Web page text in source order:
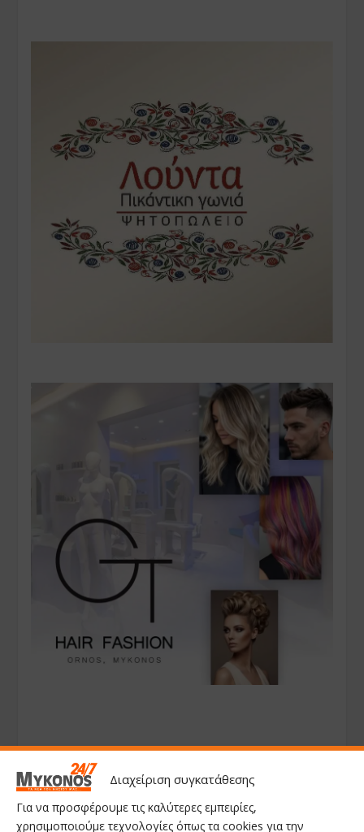
Διαχείριση συγκατάθεσης
Για να προσφέρουμε τις καλύτερες εμπειρίες,
χρησιμοποιούμε τεχνολογίες όπως τα cookies για την